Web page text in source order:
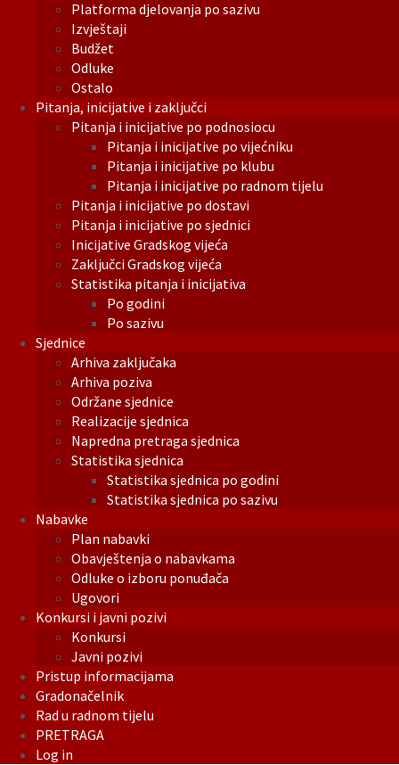
Platforma djelovanja po sazivu
Izvještaji
Budžet
Odluke
Ostalo
Pitanja, inicijative i zaključci
Pitanja i inicijative po podnosiocu
Pitanja i inicijative po vijećniku
Pitanja i inicijative po klubu
Pitanja i inicijative po radnom tijelu
Pitanja i inicijative po dostavi
Pitanja i inicijative po sjednici
Inicijative Gradskog vijeća
Zaključci Gradskog vijeća
Statistika pitanja i inicijativa
Po godini
Po sazivu
Sjednice
Arhiva zaključaka
Arhiva poziva
Održane sjednice
Realizacije sjednica
Napredna pretraga sjednica
Statistika sjednica
Statistika sjednica po godini
Statistika sjednica po sazivu
Nabavke
Plan nabavki
Obavještenja o nabavkama
Odluke o izboru ponuđača
Ugovori
Konkursi i javni pozivi
Konkursi
Javni pozivi
Pristup informacijama
Gradonačelnik
Rad u radnom tijelu
PRETRAGA
Log in